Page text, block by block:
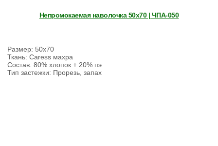
Непромокаемая наволочка 50х70 | ЧПА-050
Размер: 50х70
Ткань: Caress махра
Состав: 80% хлопок + 20% пэ
Тип застежки: Прорезь, запах